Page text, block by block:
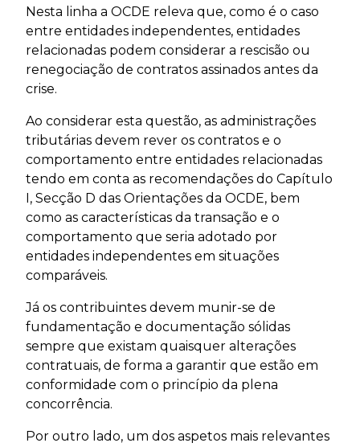
Nesta linha a OCDE releva que, como é o caso
entre entidades independentes, entidades
relacionadas podem considerar a rescisão ou
renegociação de contratos assinados antes da
crise.
Ao considerar esta questão, as administrações
tributárias devem rever os contratos e o
comportamento entre entidades relacionadas
tendo em conta as recomendações do Capítulo
I, Secção D das Orientações da OCDE, bem
como as características da transação e o
comportamento que seria adotado por
entidades independentes em situações
comparáveis.
Já os contribuintes devem munir-se de
fundamentação e documentação sólidas
sempre que existam quaisquer alterações
contratuais, de forma a garantir que estão em
conformidade com o princípio da plena
concorrência.
Por outro lado, um dos aspetos mais relevantes